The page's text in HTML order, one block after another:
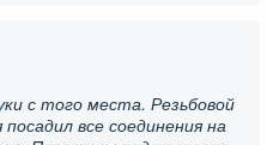
с того места. Резьбовой
все соединения на